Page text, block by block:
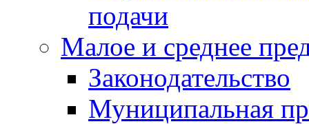
подачи
Малое и среднее
Законодательство
Муниципальная